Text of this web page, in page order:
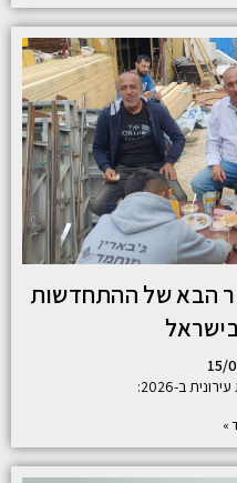
הבא של ההתחדשות
15/
ב-2026:
»